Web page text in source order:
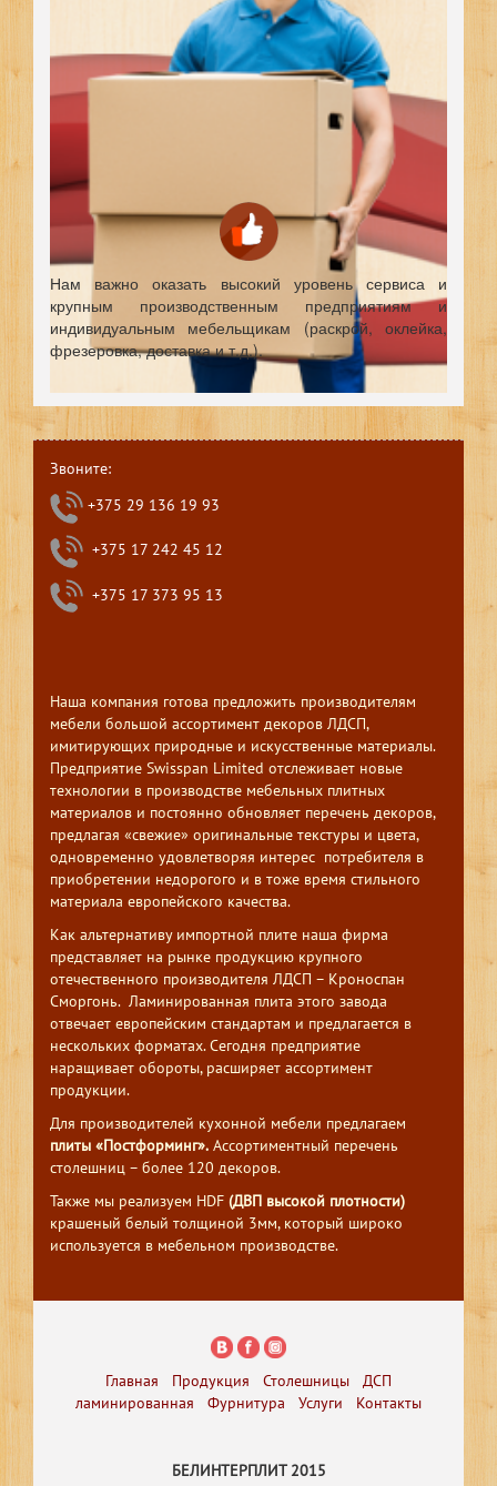
Нам важно оказать высокий уровень сервиса и
крупным производственным предприятиям и
индивидуальным мебельщикам (раскрой, оклейка,
фрезеровка, доставка и т.д.).
Звоните:
+375 29 136 19 93
+375 17 242 45 12
+375 17 373 95 13
Наша компания готова предложить производителям
мебели большой ассортимент декоров ЛДСП,
имитирующих природные и искусственные материалы.
Предприятие Swisspan Limited отслеживает новые
технологии в производстве мебельных плитных
материалов и постоянно обновляет перечень декоров,
предлагая «свежие» оригинальные текстуры и цвета,
одновременно удовлетворяя интерес потребителя в
приобретении недорогого и в тоже время стильного
материала европейского качества.
Как альтернативу импортной плите наша фирма
представляет на рынке продукцию крупного
отечественного производителя ЛДСП – Кроноспан
Сморгонь. Ламинированная плита этого завода
отвечает европейским стандартам и предлагается в
нескольких форматах. Сегодня предприятие
наращивает обороты, расширяет ассортимент
продукции.
Для производителей кухонной мебели предлагаем
плиты «Постформинг». Ассортиментный перечень
столешниц – более 120 декоров.
Также мы реализуем HDF (ДВП высокой плотности)
крашеный белый толщиной 3мм, который широко
используется в мебельном производстве.
Главная Продукция Столешницы
ДСП
ламинированная
Фурнитура Услуги Контакты
БЕЛИНТЕРПЛИТ 2015